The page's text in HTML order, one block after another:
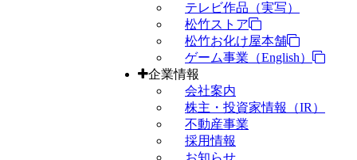
テレビ作品（実写）
松竹ストア
松竹お化け屋本舗
ゲーム事業（English）
企業情報
会社案内
株主・投資家情報（IR）
不動産事業
採用情報